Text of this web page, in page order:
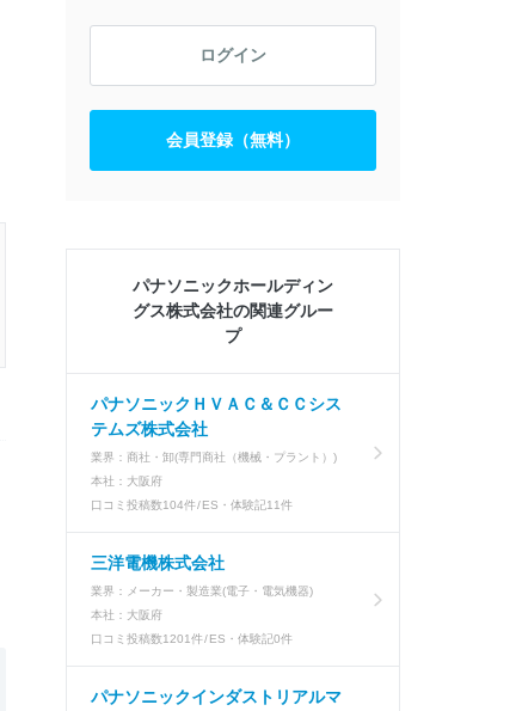
ログイン
会員登録（無料）
パナソニックホールディン
グス株式会社の関連グルー
プ
パナソニックＨＶＡＣ＆ＣＣシス
テムズ株式会社
業界： 商社・卸(専門商社（機械・プラント）)
本社： 大阪府
口コミ投稿数104件 ES・体験記11件
三洋電機株式会社
業界：
メーカー・製造業(電子・電気機器)
本社： 大阪府
口コミ投稿数1201件 ES・体験記0件
パナソニックインダストリアルマ